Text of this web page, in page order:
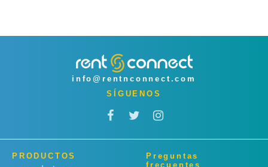
info@rentnconnect.com
SÍGUENOS
PRODUCTOS
Preguntas
frecuentes